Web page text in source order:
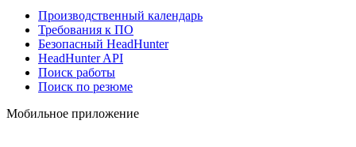
Производственный календарь
Требования к ПО
Безопасный HeadHunter
HeadHunter API
Поиск работы
Поиск по резюме
Мобильное приложение